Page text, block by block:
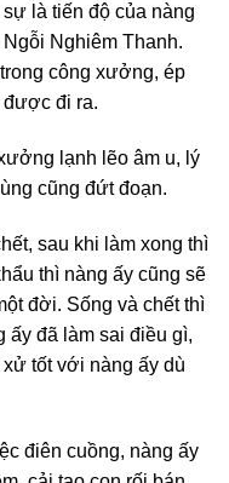
là tiến độ của nàng
Nghiêm Thanh.
công xưởng, ép
được đi ra.
lạnh lẽo âm u, lý
cũng đứt đoạn.
sau khi làm xong thì
thì nàng ấy cũng sẽ
đời. Sống và chết thì
ấy đã làm sai điều gì,
tốt với nàng ấy dù
điên cuồng, nàng ấy